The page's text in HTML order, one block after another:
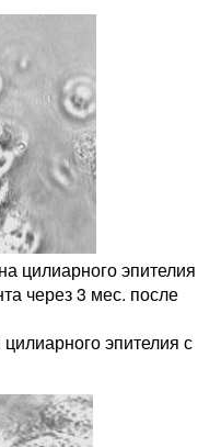
цилиарного эпителия
через 3 мес. после
эпителия с